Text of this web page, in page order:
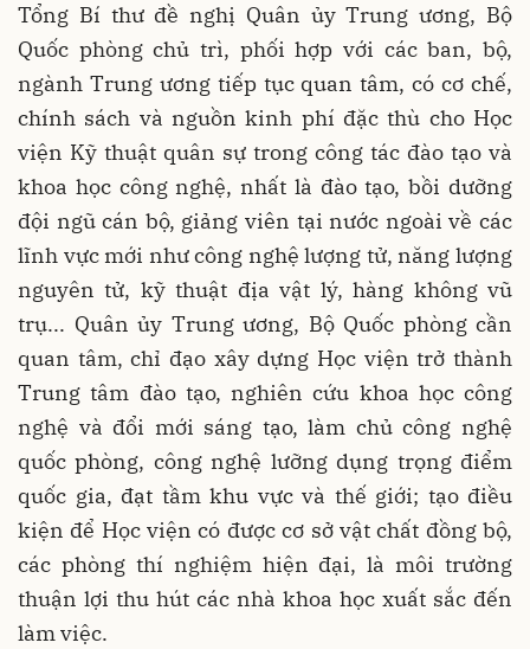
Tổng Bí thư đề nghị Quân ủy Trung ương, Bộ
Quốc phòng chủ trì, phối hợp với các ban, bộ,
ngành Trung ương tiếp tục quan tâm, có cơ chế,
chính sách và nguồn kinh phí đặc thù cho Học
viện Kỹ thuật quân sự trong công tác đào tạo và
khoa học công nghệ, nhất là đào tạo, bồi dưỡng
đội ngũ cán bộ, giảng viên tại nước ngoài về các
lĩnh vực mới như công nghệ lượng tử, năng lượng
nguyên tử, kỹ thuật địa vật lý, hàng không vũ
trụ... Quân ủy Trung ương, Bộ Quốc phòng cần
quan tâm, chỉ đạo xây dựng Học viện trở thành
Trung tâm đào tạo, nghiên cứu khoa học công
nghệ và đổi mới sáng tạo, làm chủ công nghệ
quốc phòng, công nghệ lưỡng dụng trọng điểm
quốc gia, đạt tầm khu vực và thế giới; tạo điều
kiện để Học viện có được cơ sở vật chất đồng bộ,
các phòng thí nghiệm hiện đại, là môi trường
thuận lợi thu hút các nhà khoa học xuất sắc đến
làm việc.